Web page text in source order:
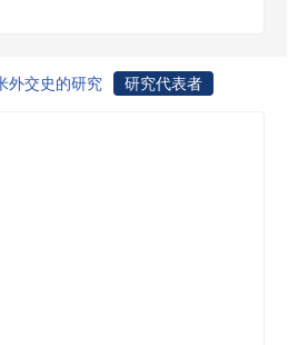
外交史的研究 研究代表者